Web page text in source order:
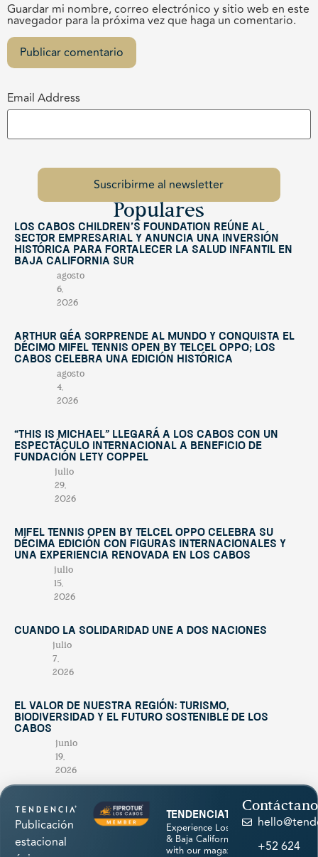
Guardar mi nombre, correo electrónico y sitio web en este
navegador para la próxima vez que haga un comentario.
Email Address
Populares
Los Cabos Children’s Foundation reúne al
sector empresarial y anuncia una inversión
histórica para fortalecer la salud infantil en
Baja California Sur
agosto
6,
2026
Arthur Géa sorprende al mundo y conquista el
décimo Mifel Tennis Open by Telcel OPPO; Los
Cabos celebra una edición histórica
agosto
4,
2026
“This Is Michael” llegará a Los Cabos con un
espectáculo internacional a beneficio de
Fundación Lety Coppel
julio
29,
2026
Mifel Tennis Open by Telcel Oppo celebra su
décima edición con figuras internacionales y
una experiencia renovada en Los Cabos
julio
15,
2026
Cuando la solidaridad une a dos naciones
julio
7,
2026
El valor de nuestra región: turismo,
biodiversidad y el futuro sostenible de Los
Cabos
junio
19,
2026
Publicación
estacional
tendenciatravel
Experience Los Cabos
& Baja California Sur
with our magazine &
+52 624